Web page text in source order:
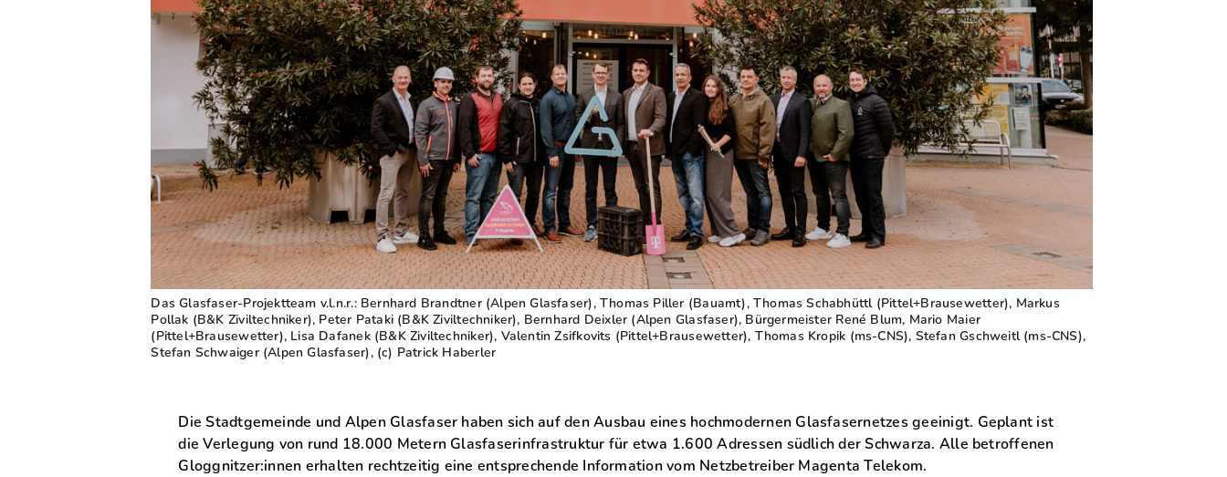
Das Glasfaser-Projektteam v.l.n.r.: Bernhard Brandtner (Alpen Glasfaser), Thomas Piller (Bauamt), Thomas Schabhüttl (Pittel+Brausewetter), Markus
Pollak (B&K Ziviltechniker), Peter Pataki (B&K Ziviltechniker), Bernhard Deixler (Alpen Glasfaser), Bürgermeister René Blum, Mario Maier
(Pittel+Brausewetter), Lisa Dafanek (B&K Ziviltechniker), Valentin Zsifkovits (Pittel+Brausewetter), Thomas Kropik (ms-CNS), Stefan Gschweitl (ms-CNS),
Stefan Schwaiger (Alpen Glasfaser), (c) Patrick Haberler
Die Stadtgemeinde und Alpen Glasfaser haben sich auf den Ausbau eines hochmodernen Glasfasernetzes geeinigt. Geplant ist
die Verlegung von rund 18.000 Metern Glasfaserinfrastruktur für etwa 1.600 Adressen südlich der Schwarza. Alle betroffenen
Gloggnitzer:innen erhalten rechtzeitig eine entsprechende Information vom Netzbetreiber Magenta Telekom.